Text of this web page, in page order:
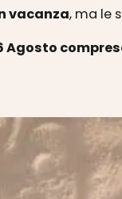
vacanza, ma le
Agosto